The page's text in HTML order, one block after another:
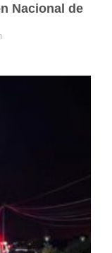
Nacional de